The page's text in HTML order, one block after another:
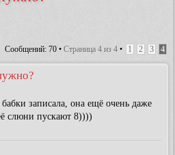
Сообщений: 70 • Страница 4 из 4 • 1 2 3 4
записала, она ещё очень даже
слюни пускают 8))))